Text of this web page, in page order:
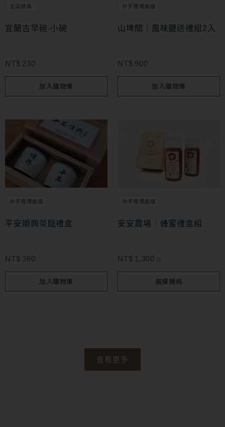
生活道具
宜蘭古早碗-小碗
NT$ 230
加入購物車
伴手禮禮盒組
山埤間｜風味鹽送禮組2入
NT$ 900
加入購物車
伴手禮禮盒組
平安順興茶甌禮盒
NT$ 360
加入購物車
伴手禮禮盒組
安安農場｜蜂蜜禮盒組
NT$ 1,300
選擇規格
款
可
在
查看更多